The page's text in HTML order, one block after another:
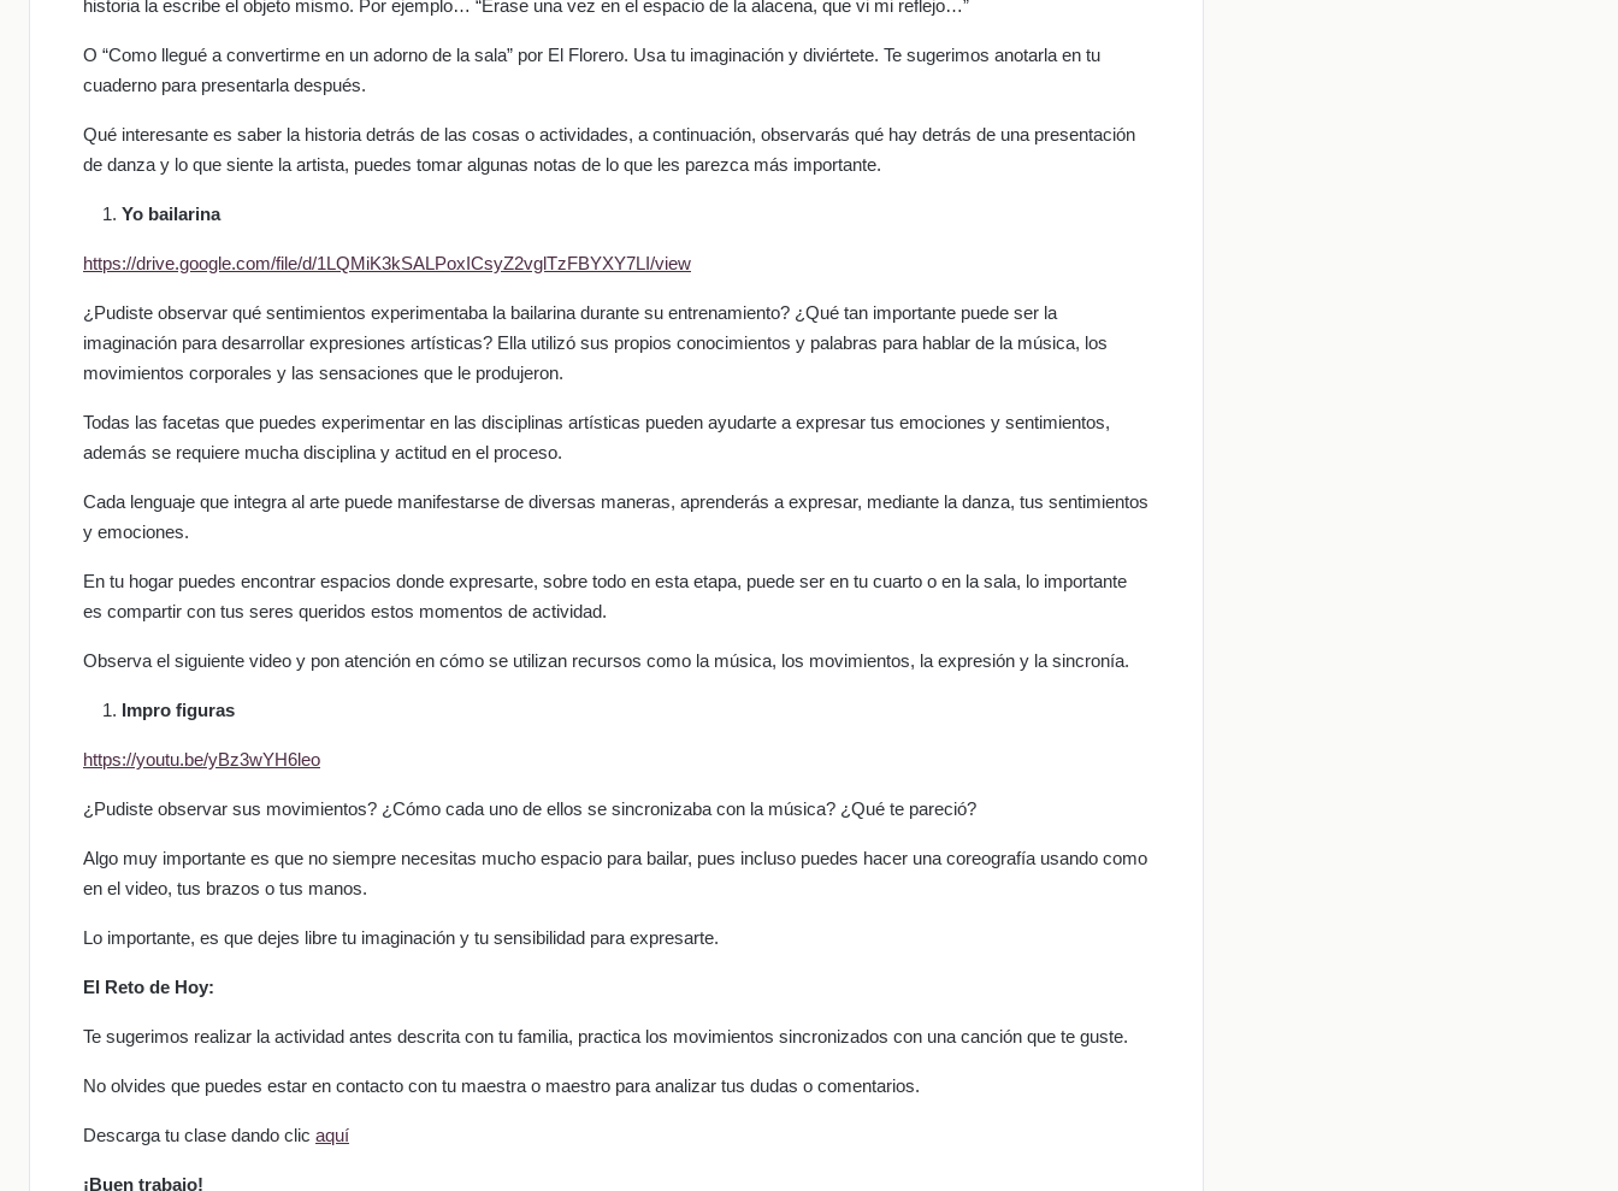
historia la escribe el objeto mismo. Por ejemplo… “Erase una vez en el espacio de la alacena, que vi mi reflejo…”
O “Como llegué a convertirme en un adorno de la sala” por El Florero. Usa tu imaginación y diviértete. Te sugerimos anotarla en tu
cuaderno para presentarla después.
Qué interesante es saber la historia detrás de las cosas o actividades, a continuación, observarás qué hay detrás de una presentación
de danza y lo que siente la artista, puedes tomar algunas notas de lo que les parezca más importante.
Yo bailarina
https://drive.google.com/file/d/1LQMiK3kSALPoxICsyZ2vglTzFBYXY7LI/view
¿Pudiste observar qué sentimientos experimentaba la bailarina durante su entrenamiento? ¿Qué tan importante puede ser la
imaginación para desarrollar expresiones artísticas? Ella utilizó sus propios conocimientos y palabras para hablar de la música, los
movimientos corporales y las sensaciones que le produjeron.
Todas las facetas que puedes experimentar en las disciplinas artísticas pueden ayudarte a expresar tus emociones y sentimientos,
además se requiere mucha disciplina y actitud en el proceso.
Cada lenguaje que integra al arte puede manifestarse de diversas maneras, aprenderás a expresar, mediante la danza, tus sentimientos
y emociones.
En tu hogar puedes encontrar espacios donde expresarte, sobre todo en esta etapa, puede ser en tu cuarto o en la sala, lo importante
es compartir con tus seres queridos estos momentos de actividad.
Observa el siguiente video y pon atención en cómo se utilizan recursos como la música, los movimientos, la expresión y la sincronía.
Impro figuras
https://youtu.be/yBz3wYH6leo
¿Pudiste observar sus movimientos? ¿Cómo cada uno de ellos se sincronizaba con la música? ¿Qué te pareció?
Algo muy importante es que no siempre necesitas mucho espacio para bailar, pues incluso puedes hacer una coreografía usando como
en el video, tus brazos o tus manos.
Lo importante, es que dejes libre tu imaginación y tu sensibilidad para expresarte.
El Reto de Hoy:
Te sugerimos realizar la actividad antes descrita con tu familia, practica los movimientos sincronizados con una canción que te guste.
No olvides que puedes estar en contacto con tu maestra o maestro para analizar tus dudas o comentarios.
Descarga tu clase dando clic aquí
¡Buen trabajo!